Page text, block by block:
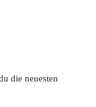
die neuesten